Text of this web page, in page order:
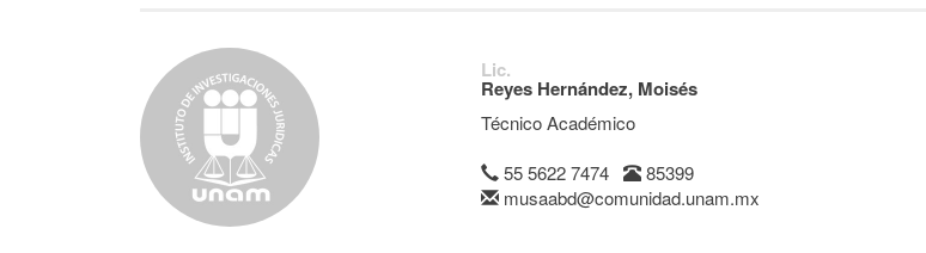
Lic.
Reyes Hernández, Moisés
Técnico Académico
55 5622 7474
85399
musaabd@comunidad.unam.mx